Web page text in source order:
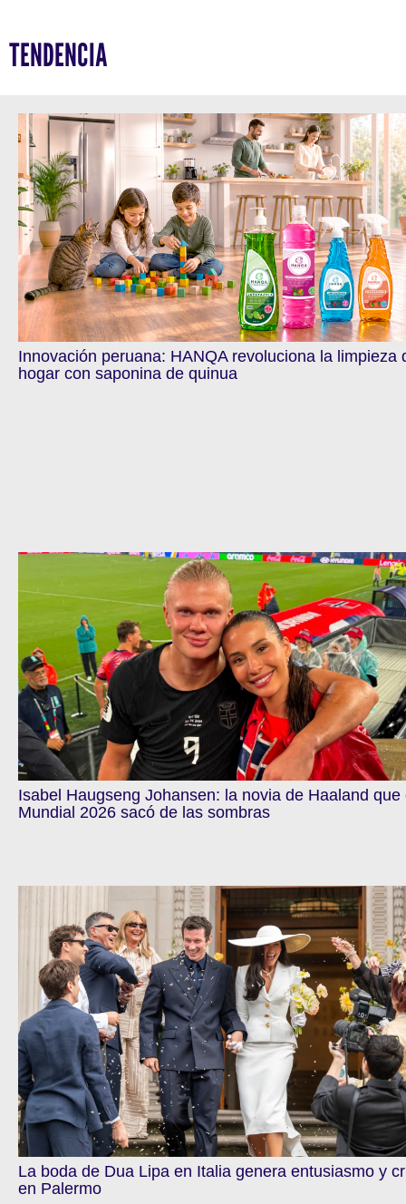
TENDENCIA
Innovación peruana: HANQA revoluciona la limpieza
hogar con saponina de quinua
Isabel Haugseng Johansen: la novia de Haaland que
Mundial 2026 sacó de las sombras
La boda de Dua Lipa en Italia genera entusiasmo y
en Palermo